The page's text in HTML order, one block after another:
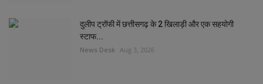
दुलीप ट्रॉफी में छत्तीसगढ़ के 2 खिलाड़ी और एक सहयोगी
स्टाफ...
News Desk Aug 3, 2026